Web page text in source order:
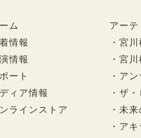
ム
情報
情報
ート
ィア情報
ラインストア
アーテ
・宮川
・宮
・ア
・ザ
・未
・ア